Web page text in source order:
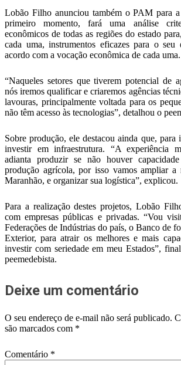
Lobão Filho anunciou também o PAM para
primeiro momento, fará uma análise
econômicos de todas as regiões do estado
cada uma, instrumentos eficazes para o seu
acordo com a vocação econômica de cada uma.
“Naqueles setores que tiverem potencial de
nós iremos qualificar e criaremos agências
lavouras, principalmente voltada para os
não têm acesso às tecnologias”, detalhou o
Sobre produção, ele destacou ainda que, para
investir em infraestrutura. “A experiência
adianta produzir se não houver
produção agrícola, por isso vamos ampliar a
Maranhão, e organizar sua logística”, explicou.
Para a realização destes projetos, Lobão
com empresas públicas e privadas. “Vou
Federações de Indústrias do país, o Banco de
Exterior, para atrair os melhores e mais
investir com seriedade em meu Estados”,
peemedebista.
Deixe um comentário
O seu endereço de e-mail não será publicado.
são marcados com *
Comentário *